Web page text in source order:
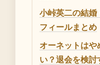
小峠英二の結婚
フィールまとめ
オーネットはや
い？退会を検討